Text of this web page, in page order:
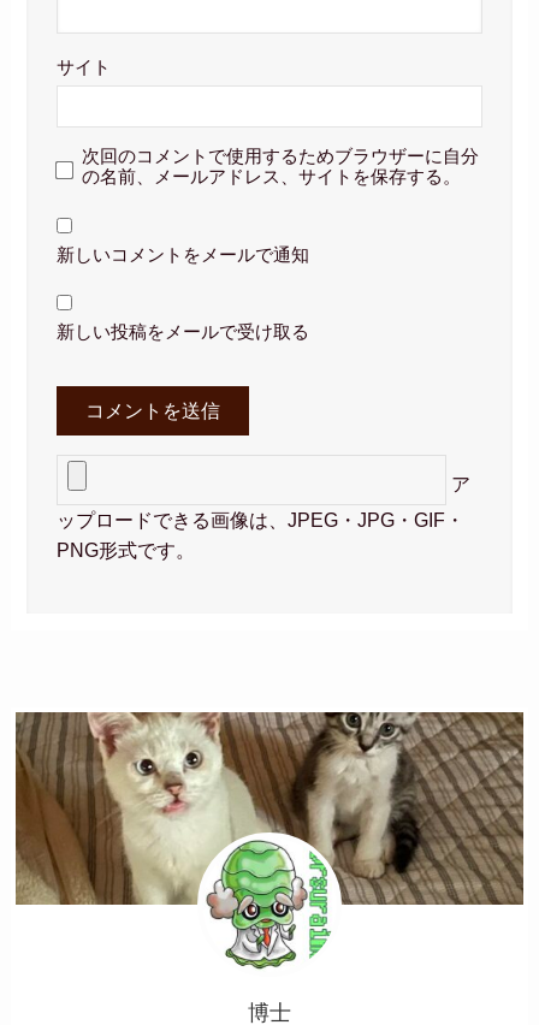
サイト
次回のコメントで使用するためブラウザーに自分
の名前、メールアドレス、サイトを保存する。
新しいコメントをメールで通知
新しい投稿をメールで受け取る
ア
ップロードできる画像は、JPEG・JPG・GIF・
PNG形式です。
博士